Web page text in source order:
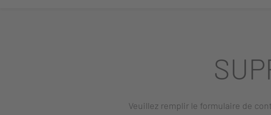
Veuillez remplir le formulaire de